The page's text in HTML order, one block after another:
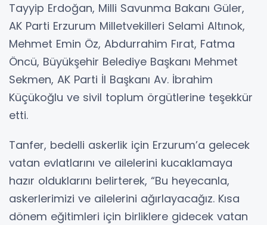
Tayyip Erdoğan, Milli Savunma Bakanı Güler,
AK Parti Erzurum Milletvekilleri Selami Altınok,
Mehmet Emin Öz, Abdurrahim Fırat, Fatma
Öncü, Büyükşehir Belediye Başkanı Mehmet
Sekmen, AK Parti İl Başkanı Av. İbrahim
Küçükoğlu ve sivil toplum örgütlerine teşekkür
etti.
Tanfer, bedelli askerlik için Erzurum’a gelecek
vatan evlatlarını ve ailelerini kucaklamaya
hazır olduklarını belirterek, “Bu heyecanla,
askerlerimizi ve ailelerini ağırlayacağız. Kısa
dönem eğitimleri için birliklere gidecek vatan